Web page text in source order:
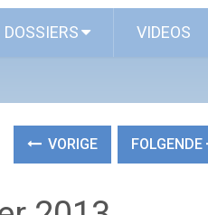
DOSSIERS VIDEOS
VORIGE FOLGENDE